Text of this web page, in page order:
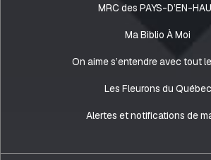
MRC des PAYS-D’EN-
Ma Biblio À Moi
On aime s’entendre avec tout
Les Fleurons du Québec
Alertes et notifications de